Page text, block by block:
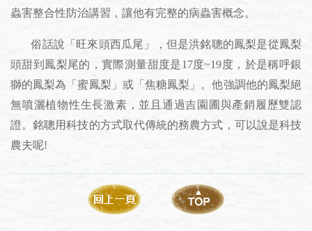
蟲害整合性防治講習，讓他有完整的病蟲害概念。
俗話說「旺來頭西瓜尾」，但是洪銘聰的鳳梨是從鳳梨
頭甜到鳳梨尾的，實際測量甜度是17度~19度，於是稱呼銀
獅的鳳梨為「蜜鳳梨」或「焦糖鳳梨」。他強調他的鳳梨絕
無噴灑植物性生長激素，並且通過吉園圃與產銷履歷雙認
證。銘聰用科技的方式取代傳統的務農方式，可以說是科技
農夫呢!